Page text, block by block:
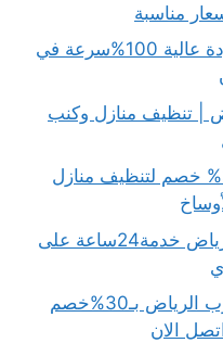
مناسبة
شركة تنظيف العليا الرياض جودة عالية 100%سرعة في
| تنظيف منازل وكنب
شركة تنظيف بالمزاحمية بـ 33% خصم لتنظيف منازل
كشف تسربات المياه جنوب الرياض خدمة24ساعة على
شركة كشف تسربات المياه غرب الرياض بـ30%خصم